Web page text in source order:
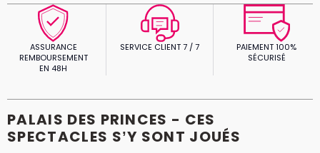
ASSURANCE
REMBOURSEMENT
EN 48H
SERVICE CLIENT 7 / 7
PAIEMENT 100%
SÉCURISÉ
PALAIS DES PRINCES - CES
SPECTACLES S’Y SONT JOUÉS